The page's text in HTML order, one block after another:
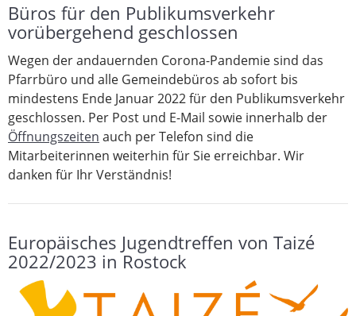
Büros für den Publikumsverkehr
vorübergehend geschlossen
Wegen der andauernden Corona-Pandemie sind das
Pfarrbüro und alle Gemeindebüros ab sofort bis
mindestens Ende Januar 2022 für den Publikumsverkehr
geschlossen. Per Post und E-Mail sowie innerhalb der
Öffnungszeiten auch per Telefon sind die
Mitarbeiterinnen weiterhin für Sie erreichbar. Wir
danken für Ihr Verständnis!
Europäisches Jugendtreffen von Taizé
2022/2023 in Rostock